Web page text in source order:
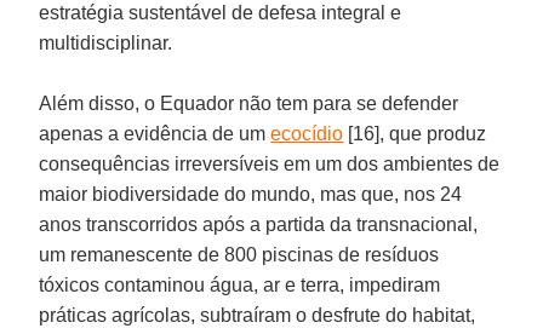
estratégia sustentável de defesa integral e
multidisciplinar.
Além disso, o Equador não tem para se defender
apenas a evidência de umecocídio [16], que produz
consequências irreversíveis em um dos ambientes de
maior biodiversidade do mundo, mas que, nos 24
anos transcorridos após a partida da transnacional,
um remanescente de 800 piscinas de resíduos
tóxicos contaminou água, ar e terra, impediram
práticas agrícolas, subtraíram o desfrute do habitat,